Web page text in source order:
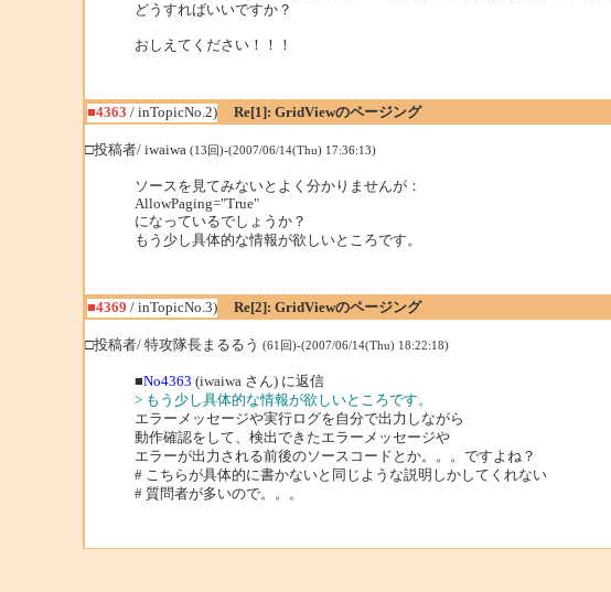
どうすればいいですか？
おしえてください！！！
■4363 / inTopicNo.2)
Re[1]: GridViewのページング
□投稿者/ iwaiwa (13回)-(2007/06/14(Thu) 17:36:13)
ソースを見てみないとよく分かりませんが：
AllowPaging="True"
になっているでしょうか？
もう少し具体的な情報が欲しいところです。
■4369 / inTopicNo.3)
Re[2]: GridViewのページング
□投稿者/ 特攻隊長まるるう (61回)-(2007/06/14(Thu) 18:22:18)
■No4363 (iwaiwa さん) に返信
> もう少し具体的な情報が欲しいところです。
エラーメッセージや実行ログを自分で出力しながら
動作確認をして、検出できたエラーメッセージや
エラーが出力される前後のソースコードとか。。。ですよね？
# こちらが具体的に書かないと同じような説明しかしてくれない
# 質問者が多いので。。。